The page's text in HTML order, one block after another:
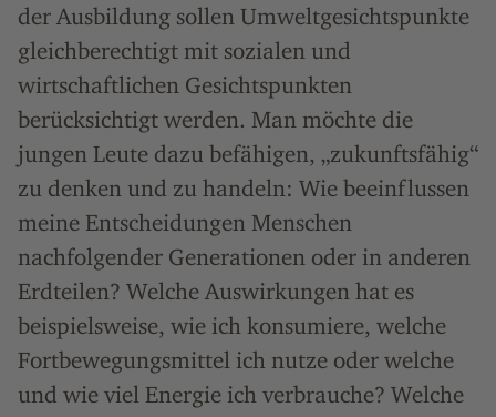
der Ausbildung sollen Umweltgesichtspunkte
gleichberechtigt mit sozialen und
wirtschaftlichen Gesichtspunkten
berücksichtigt werden. Man möchte die
jungen Leute dazu befähigen, „zukunftsfähig“
zu denken und zu handeln: Wie beeinflussen
meine Entscheidungen Menschen
nachfolgender Generationen oder in anderen
Erdteilen? Welche Auswirkungen hat es
beispielsweise, wie ich konsumiere, welche
Fortbewegungsmittel ich nutze oder welche
und wie viel Energie ich verbrauche? Welche